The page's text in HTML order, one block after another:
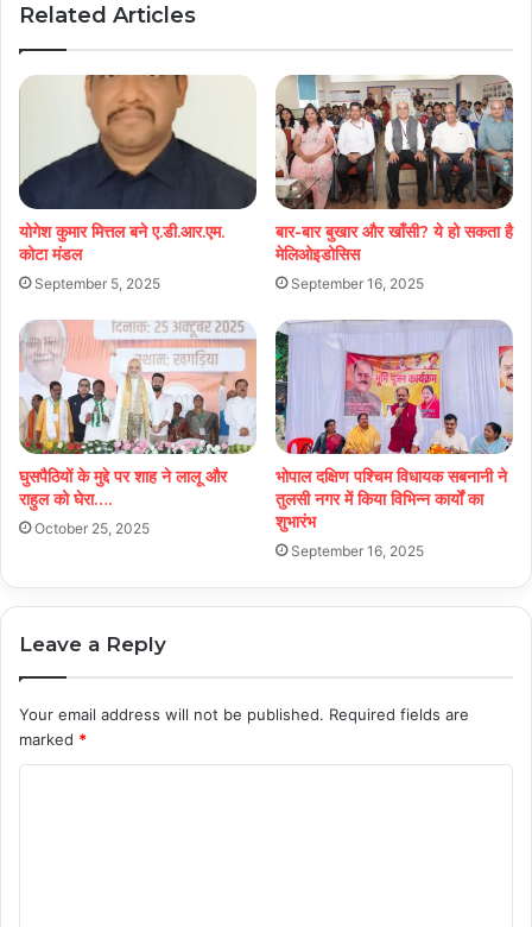
Related Articles
योगेश कुमार मित्तल बने ए.डी.आर.एम.
कोटा मंडल
September 5, 2025
बार-बार बुखार और खाँसी? ये हो सकता है
मेलिओइडोसिस
September 16, 2025
घुसपैठियों के मुद्दे पर शाह ने लालू और
राहुल को घेरा….
October 25, 2025
भोपाल दक्षिण पश्चिम विधायक सबनानी ने
तुलसी नगर में किया विभिन्न कार्यों का
शुभारंभ
September 16, 2025
Leave a Reply
Your email address will not be published. Required fields are
marked *